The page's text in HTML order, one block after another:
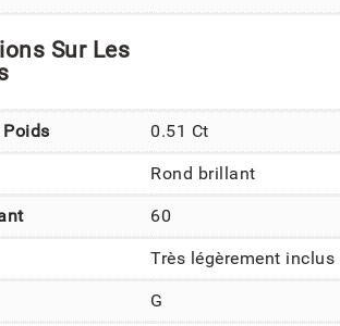
Sur Les
0.51 Ct
Rond brillant
60
Très légèrement inclus
G